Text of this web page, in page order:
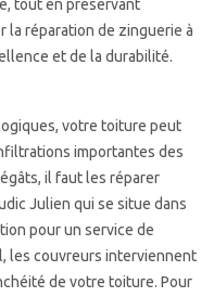
tout en préservant
la réparation de zinguerie à
et de la durabilité.
votre toiture peut
importantes des
il faut les réparer
Julien qui se situe dans
pour un service de
les couvreurs interviennent
de votre toiture. Pour